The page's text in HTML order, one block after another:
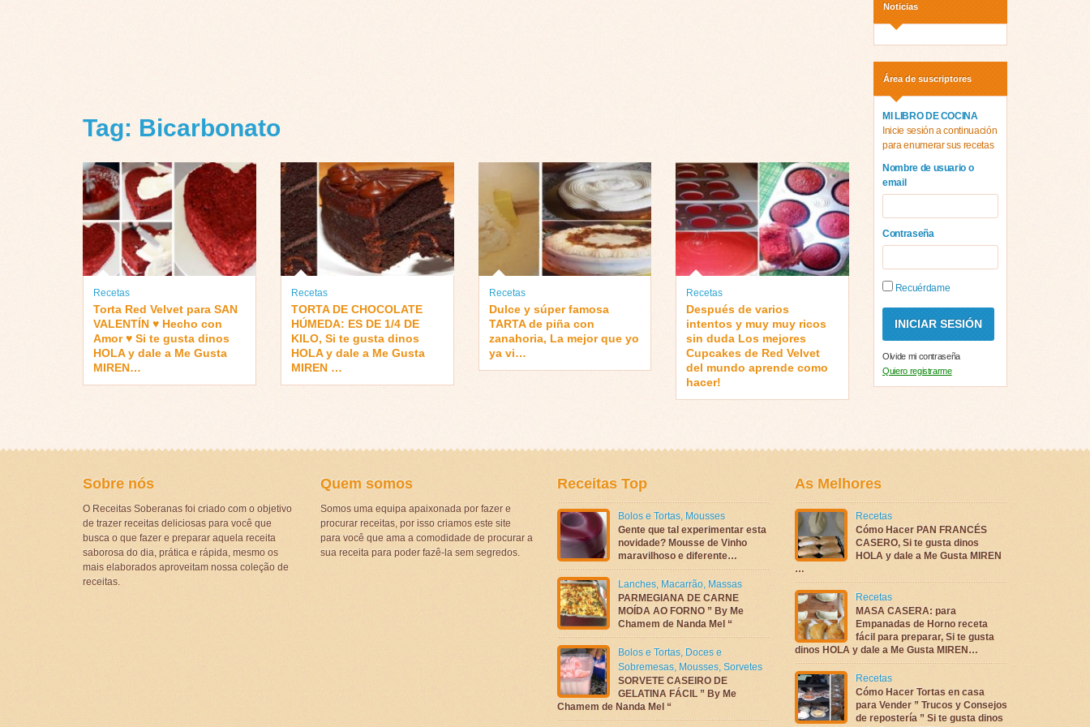
Tag: Bicarbonato
Recetas
Torta Red Velvet para SAN
VALENTÍN ♥ Hecho con
Amor ♥ Si te gusta dinos
HOLA y dale a Me Gusta
MIREN…
Recetas
TORTA DE CHOCOLATE
HÚMEDA: ES DE 1/4 DE
KILO, Si te gusta dinos
HOLA y dale a Me Gusta
MIREN …
Recetas
Dulce y súper famosa
TARTA de piña con
zanahoria, La mejor que yo
ya vi…
Recetas
Después de varios
intentos y muy muy ricos
sin duda Los mejores
Cupcakes de Red Velvet
del mundo aprende como
hacer!
Noticias
Área de suscriptores
MI LIBRO DE COCINA
Inicie sesión a continuación
para enumerar sus recetas
Nombre de usuario o
email
Contraseña
Recuérdame
Olvide mi contraseña
Quiero registrarme
Sobre nós
O Receitas Soberanas foi criado com o objetivo
de trazer receitas deliciosas para você que
busca o que fazer e preparar aquela receita
saborosa do dia, prática e rápida, mesmo os
mais elaborados aproveitam nossa coleção de
receitas.
Quem somos
Somos uma equipa apaixonada por fazer e
procurar receitas, por isso criamos este site
para você que ama a comodidade de procurar a
sua receita para poder fazê-la sem segredos.
Receitas Top
Bolos e Tortas, Mousses
Gente que tal experimentar esta
novidade? Mousse de Vinho
maravilhoso e diferente…
Lanches, Macarrão, Massas
PARMEGIANA DE CARNE
MOÍDA AO FORNO ” By Me
Chamem de Nanda Mel “
Bolos e Tortas, Doces e
Sobremesas, Mousses, Sorvetes
SORVETE CASEIRO DE
GELATINA FÁCIL ” By Me
Chamem de Nanda Mel “
As Melhores
Recetas
Cómo Hacer PAN FRANCÉS
CASERO, Si te gusta dinos
HOLA y dale a Me Gusta MIREN
…
Recetas
MASA CASERA: para
Empanadas de Horno receta
fácil para preparar, Si te gusta
dinos HOLA y dale a Me Gusta MIREN…
Recetas
Cómo Hacer Tortas en casa
para Vender ” Trucos y Consejos
de repostería ” Si te gusta dinos